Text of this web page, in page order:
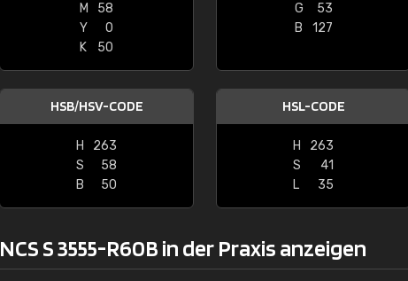
M
58
Y
0
K
50
G
53
B
127
HSB/HSV-CODE
H
263
S
58
B
50
HSL-CODE
H
263
S
41
L
35
NCS S 3555-R60B in der Praxis anzeigen